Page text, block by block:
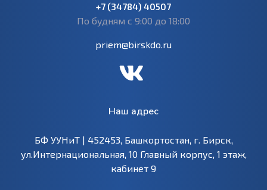
+7 (34784) 40507
По будням с 9:00 до 18:00
priem@birskdo.ru
Наш адрес
БФ УУНиТ | 452453, Башкортостан, г. Бирск,
ул.Интернациональная, 10 Главный корпус, 1 этаж,
кабинет 9